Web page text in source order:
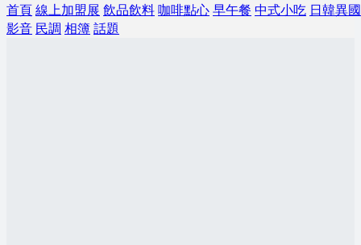
首頁線上加盟展 飲品飲料咖啡點心早午餐 中式小吃 日韓異國
影音 民調 相簿話題